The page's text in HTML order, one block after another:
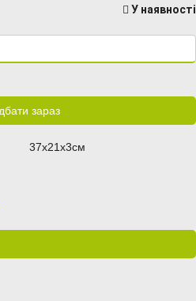
У наявності
37х21х3см